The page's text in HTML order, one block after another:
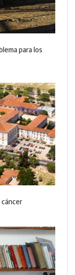
para los